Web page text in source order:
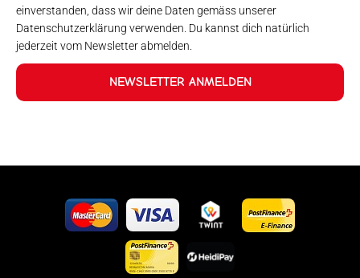
einverstanden, dass wir deine Daten gemäss unserer
Datenschutzerklärung verwenden. Du kannst dich natürlich
jederzeit vom Newsletter abmelden.
NEWSLETTER ANMELDEN